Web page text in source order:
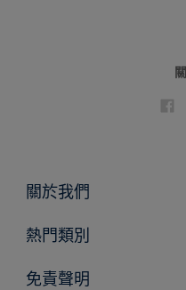
關於我們
聯絡我們
熱門類別
尋找顏色
免責聲明